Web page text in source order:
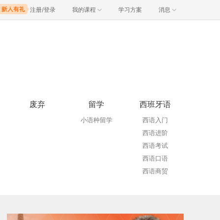
注册/登录 我的课程 学习方案 消息
废弃 留学
小语种留学
西班牙语
西语入门
西语进阶
西语考试
西语口语
西语商贸